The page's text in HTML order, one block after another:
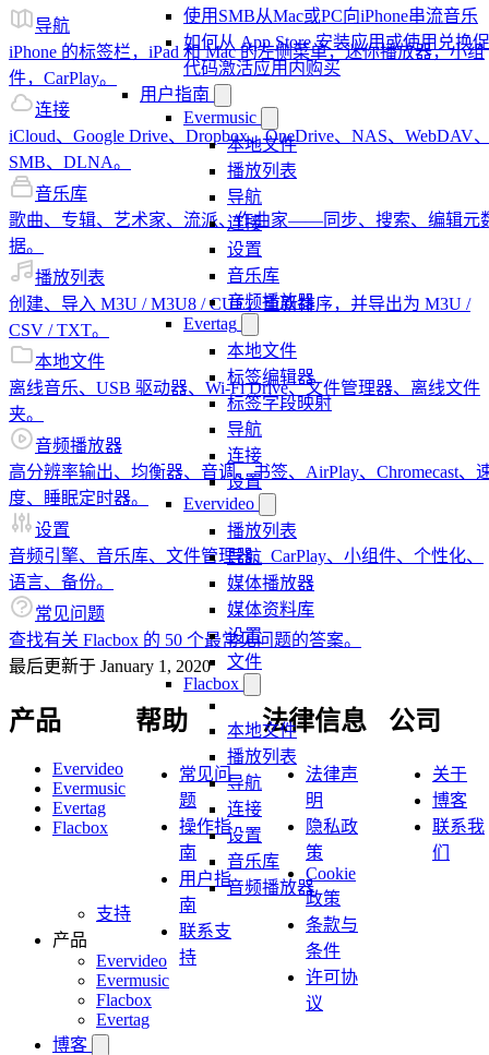
使用SMB从Mac或PC向iPhone串流音乐
如何从 App Store 安装应用或使用兑换
代码激活应用内购买
用户指南
Evermusic
本地文件
播放列表
导航
连接
设置
音乐库
音频播放器
Evertag
本地文件
标签编辑器
标签字段映射
导航
连接
设置
Evervideo
播放列表
导航
媒体播放器
媒体资料库
设置
文件
Flacbox
本地文件
播放列表
导航
连接
设置
音乐库
音频播放器
支持
产品
Evervideo
Evermusic
Flacbox
Evertag
博客
导航
iPhone 的标签栏，iPad 和 Mac 的左侧菜单，迷你播放器，小组
件，CarPlay。
连接
iCloud、Google Drive、Dropbox、OneDrive、NAS、WebDAV
SMB、DLNA。
音乐库
歌曲、专辑、艺术家、流派、作曲家——同步、搜索、编辑元
据。
播放列表
创建、导入 M3U / M3U8 / CUE，重新排序，并导出为 M3U /
CSV / TXT。
本地文件
离线音乐、USB 驱动器、Wi-Fi Drive、文件管理器、离线文件
夹。
音频播放器
高分辨率输出、均衡器、音调、书签、AirPlay、Chromecast、
度、睡眠定时器。
设置
音频引擎、音乐库、文件管理器、CarPlay、小组件、个性化、
语言、备份。
常见问题
查找有关 Flacbox 的 50 个最常见问题的答案。
最后更新于 January 1, 2020
产品
Evervideo
Evermusic
Evertag
Flacbox
帮助
常见问
题
操作指
南
用户指
南
联系支
持
法律信息
法律声
明
隐私政
策
Cookie
政策
条款与
条件
许可协
议
公司
关于
博客
联系我
们